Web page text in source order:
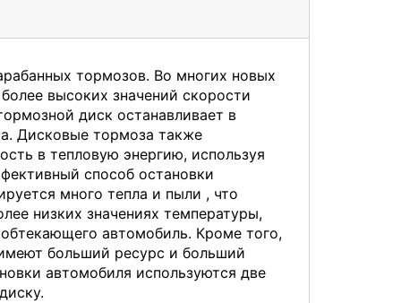
тормозов. Во многих новых
высоких значений скорости
диск останавливает в
Дисковые тормоза также
в тепловую энергию, используя
способ остановки
много тепла и пыли , что
низких значениях температуры,
автомобиль. Кроме того,
больший ресурс и больший
автомобиля используются две